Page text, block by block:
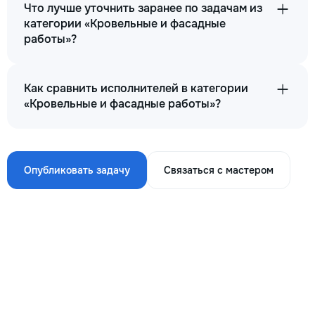
Что лучше уточнить заранее по задачам из
категории «Кровельные и фасадные
работы»?
Как сравнить исполнителей в категории
«Кровельные и фасадные работы»?
Опубликовать задачу Связаться с мастером